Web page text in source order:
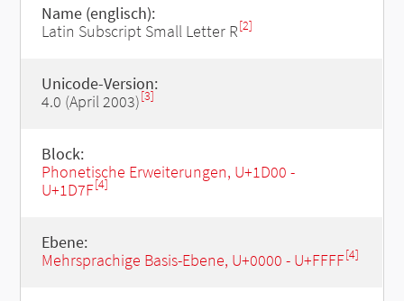
Name (englisch):
Latin Subscript Small Letter R[2]
Unicode-Version:
4.0 (April 2003)[3]
Block:
Phonetische Erweiterungen, U+1D00 -
U+1D7F[4]
Ebene:
Mehrsprachige Basis-Ebene, U+0000 - U+FFFF[4]